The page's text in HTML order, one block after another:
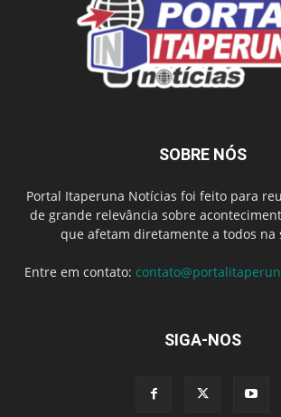
SOBRE NÓS
Portal Itaperuna Notícias foi feito para
de grande relevância sobre
que afetam diretamente a todos na
Entre em contato:
SIGA-NOS